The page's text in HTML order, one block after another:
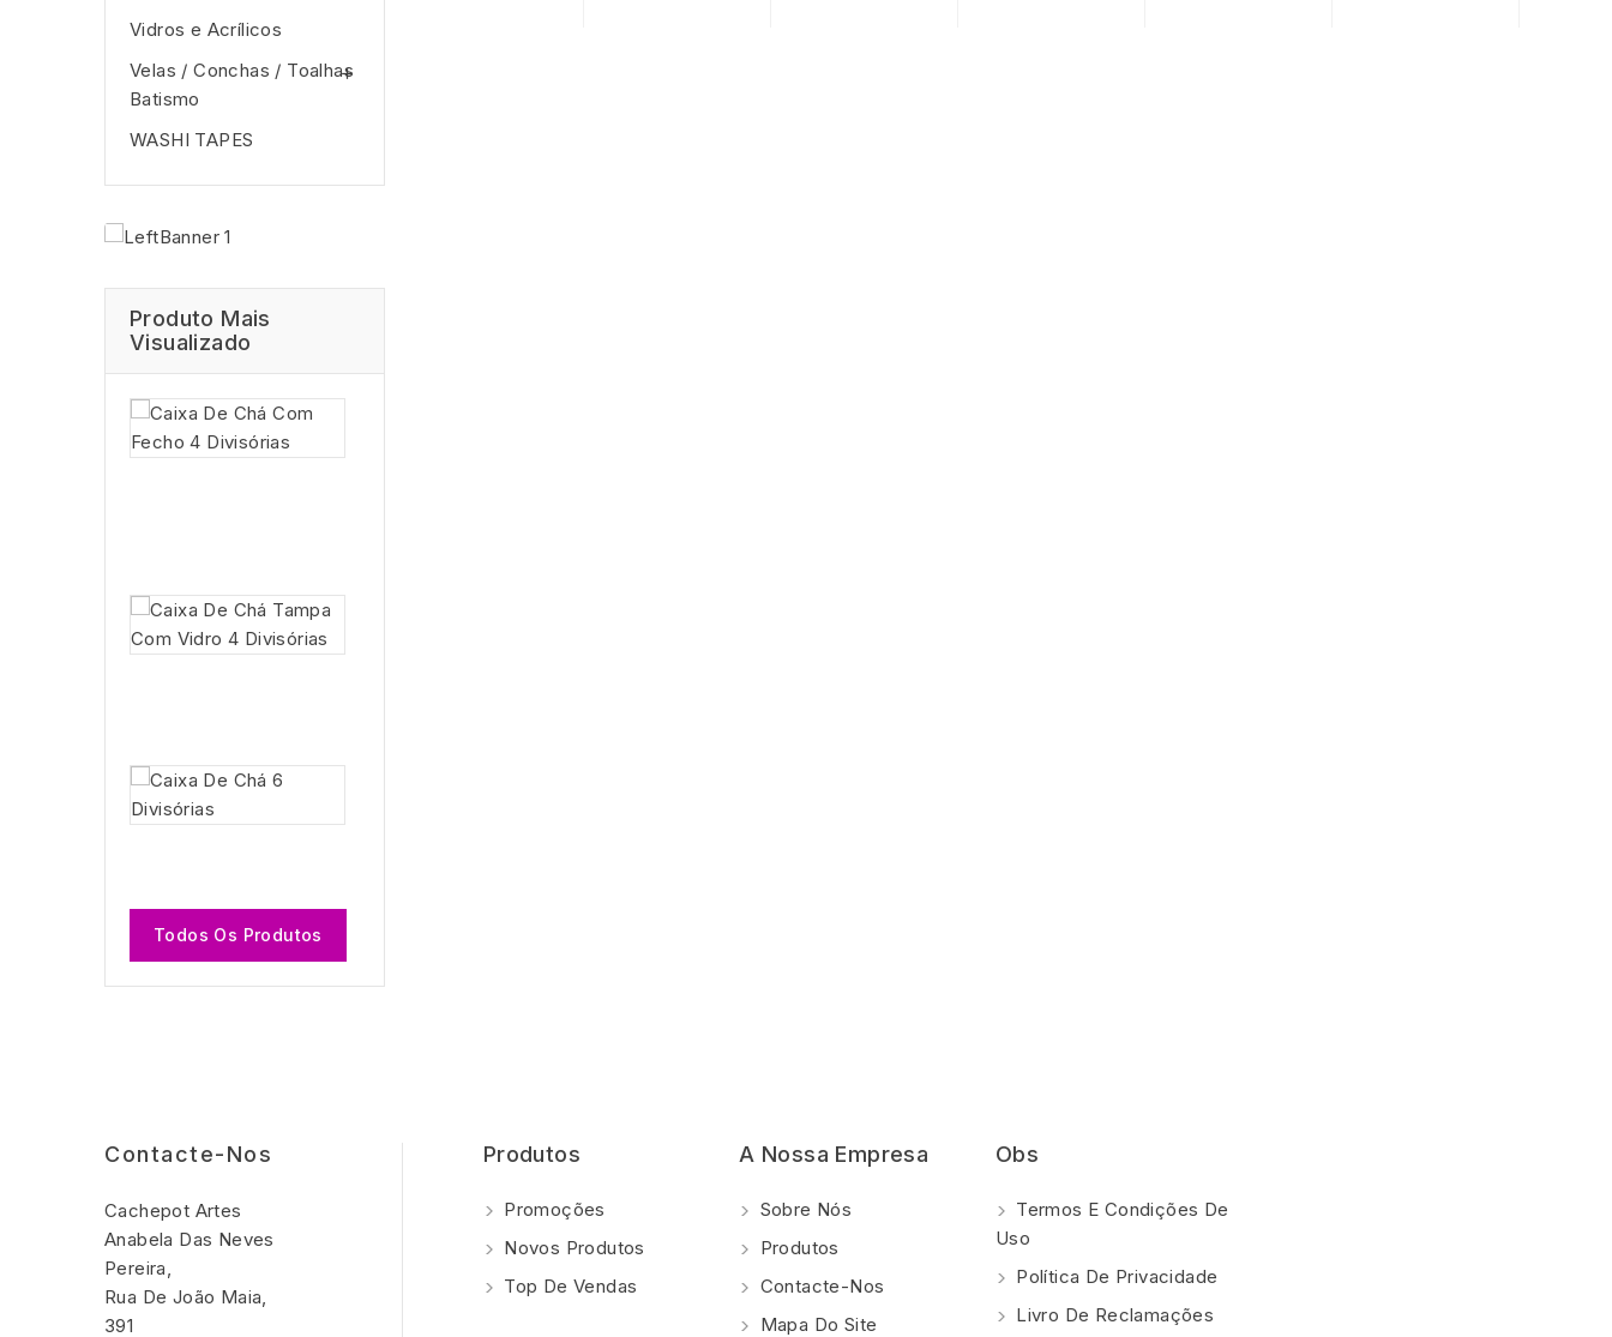
Vidros e Acrí­licos
Velas / Conchas / Toalhas
Batismo

WASHI TAPES
Produto Mais
Visualizado
Todos Os Produtos
Contacte-Nos
Cachepot Artes
Anabela Das Neves
Pereira,
Rua De João Maia,
391
Produtos
Promoções
Novos Produtos
Top De Vendas
A Nossa Empresa
Sobre Nós
Produtos
Contacte-Nos
Mapa Do Site
Obs
Termos E Condições De
Uso
Polí­tica De Privacidade
Livro De Reclamações